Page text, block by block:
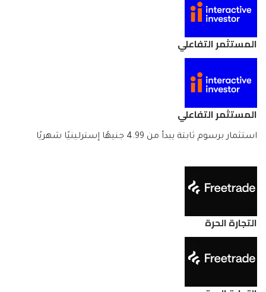
المستثمر التفاعلي
المستثمر التفاعلي
استثمار برسوم ثابتة يبدأ من 4.99 جنيهًا إسترلينيًا شهريًا
التجارة الحرة